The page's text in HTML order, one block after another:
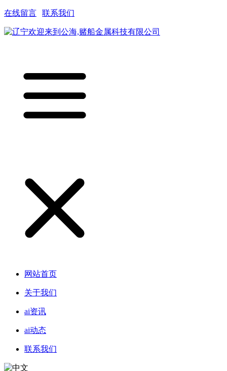
在线留言 联系我们
网站首页
关于我们
ai资讯
ai动态
联系我们